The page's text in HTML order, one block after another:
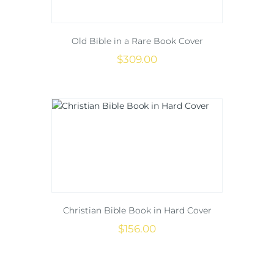
Old Bible in a Rare Book Cover
$309.00
Christian Bible Book in Hard Cover
$156.00